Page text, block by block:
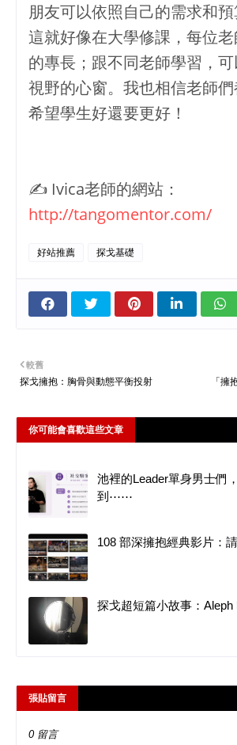
朋友可以依照自己的需求和
這就好像在大學修課，每位
的專長；跟不同老師學習，
視野的心窗。我也相信老師們
希望學生好還要更好！
✍ Ivica老師的網站：
http://tangomentor.com/
好站推薦 探戈基礎
「擁
較舊
探戈擁抱：胸骨與動態平衡投射
你可能會喜歡這些文章
池裡的Leader單身男士們
到⋯⋯
108 部深擁抱經典影片：
探戈超短篇小故事：Aleph
張貼留言
0 留言